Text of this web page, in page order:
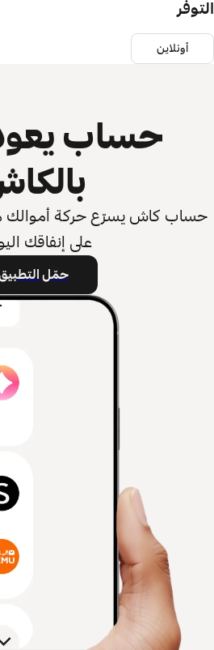
التوفر
أونلاين
حساب
حساب كاش يسرّع حركة أموالك
على إنفاقك
حمّل